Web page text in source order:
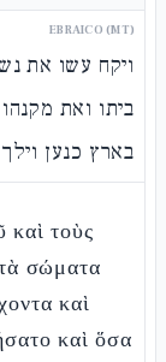
EBRAICO (MT)
ויקח עשו את
ביתו ואת
בארץ כנען
καὶ τοὺς
σώματα
καὶ
καὶ ὅσα